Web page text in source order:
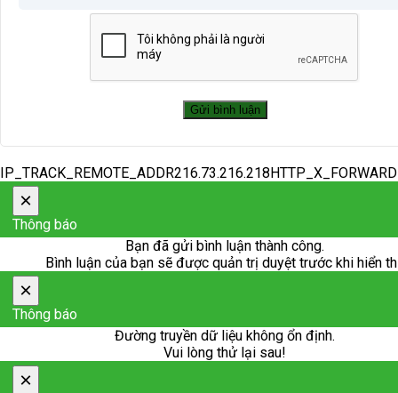
×
Thông báo
Bạn đã gửi bình luận thành công.
Bình luận của bạn sẽ được quản trị duyệt trước khi hiển
×
Thông báo
Đường truyền dữ liệu không ổn định.
Vui lòng thử lại sau!
×